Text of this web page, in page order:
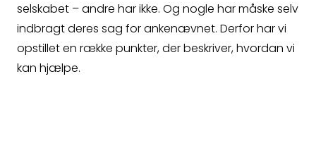
selskabet – andre har ikke. Og nogle har måske selv
indbragt deres sag for ankenævnet. Derfor har vi
opstillet en række punkter, der beskriver, hvordan vi
kan hjælpe.